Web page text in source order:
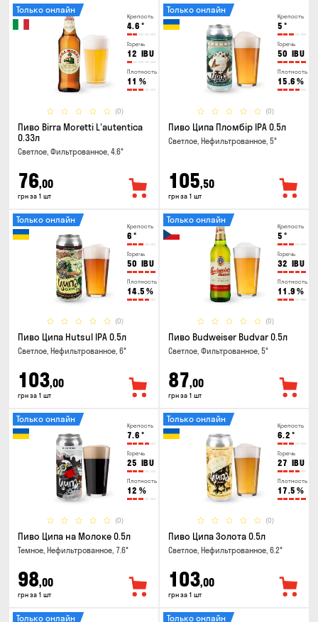
Крепость
4.6 °
Горечь
12 IBU
Плотность
11 %
(0)
Только онлайн
Пиво Birra Moretti L'autentica
0.33л
Светлое, Фильтрованное, 4.6°
76,00
грн за 1 шт
Крепость
5 °
Горечь
50 IBU
Плотность
15.6 %
(0)
Только онлайн
Пиво Ципа Пломбір IPA 0.5л
Светлое, Нефильтрованное, 5°
105,50
грн за 1 шт
Крепость
6 °
Горечь
50 IBU
Плотность
14.5 %
(0)
Только онлайн
Пиво Ципа Hutsul IPA 0.5л
Светлое, Нефильтрованное, 6°
103,00
грн за 1 шт
Крепость
5 °
Горечь
32 IBU
Плотность
11.9 %
(0)
Только онлайн
Пиво Budweiser Budvar 0.5л
Светлое, Фильтрованное, 5°
87,00
грн за 1 шт
Крепость
7.6 °
Горечь
25 IBU
Плотность
12 %
(0)
Только онлайн
Пиво Ципа на Молоке 0.5л
Темное, Нефильтрованное, 7.6°
98,00
грн за 1 шт
Крепость
6.2 °
Горечь
27 IBU
Плотность
17.5 %
(0)
Только онлайн
Пиво Ципа Золота 0.5л
Светлое, Нефильтрованное, 6.2°
103,00
грн за 1 шт
Только онлайн Только онлайн